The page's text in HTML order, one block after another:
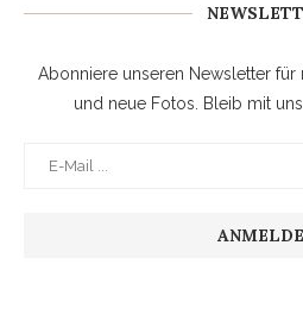
Abonniere unseren Newsletter
und neue Fotos. Bleib mit